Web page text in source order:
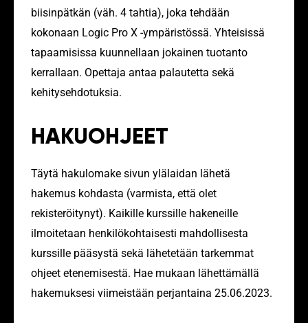
biisinpätkän (väh. 4 tahtia), joka tehdään
kokonaan Logic Pro X -ympäristössä. Yhteisissä
tapaamisissa kuunnellaan jokainen tuotanto
kerrallaan. Opettaja antaa palautetta sekä
kehitysehdotuksia.
HAKUOHJEET
Täytä hakulomake sivun ylälaidan lähetä
hakemus kohdasta (varmista, että olet
rekisteröitynyt). Kaikille kurssille hakeneille
ilmoitetaan henkilökohtaisesti mahdollisesta
kurssille pääsystä sekä lähetetään tarkemmat
ohjeet etenemisestä. Hae mukaan lähettämällä
hakemuksesi viimeistään perjantaina 25.06.2023.